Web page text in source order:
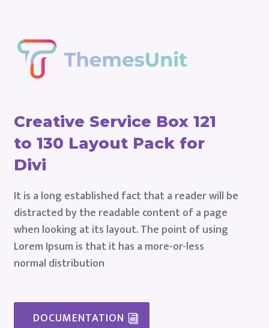
Creative Service Box 121
to 130 Layout Pack for
Divi
It is a long established fact that a reader will be
distracted by the readable content of a page
when looking at its layout. The point of using
Lorem Ipsum is that it has a more-or-less
normal distribution
DOCUMENTATION